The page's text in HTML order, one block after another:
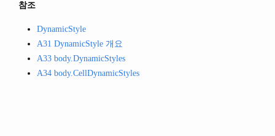
            width
{
            name
: "col2"
            fieldName
:
            header
: {
                text
: "성별"
참조
DynamicStyle
A31 DynamicStyle 개요
A33 body.DynamicStyles
A34 body.CellDynamicStyles